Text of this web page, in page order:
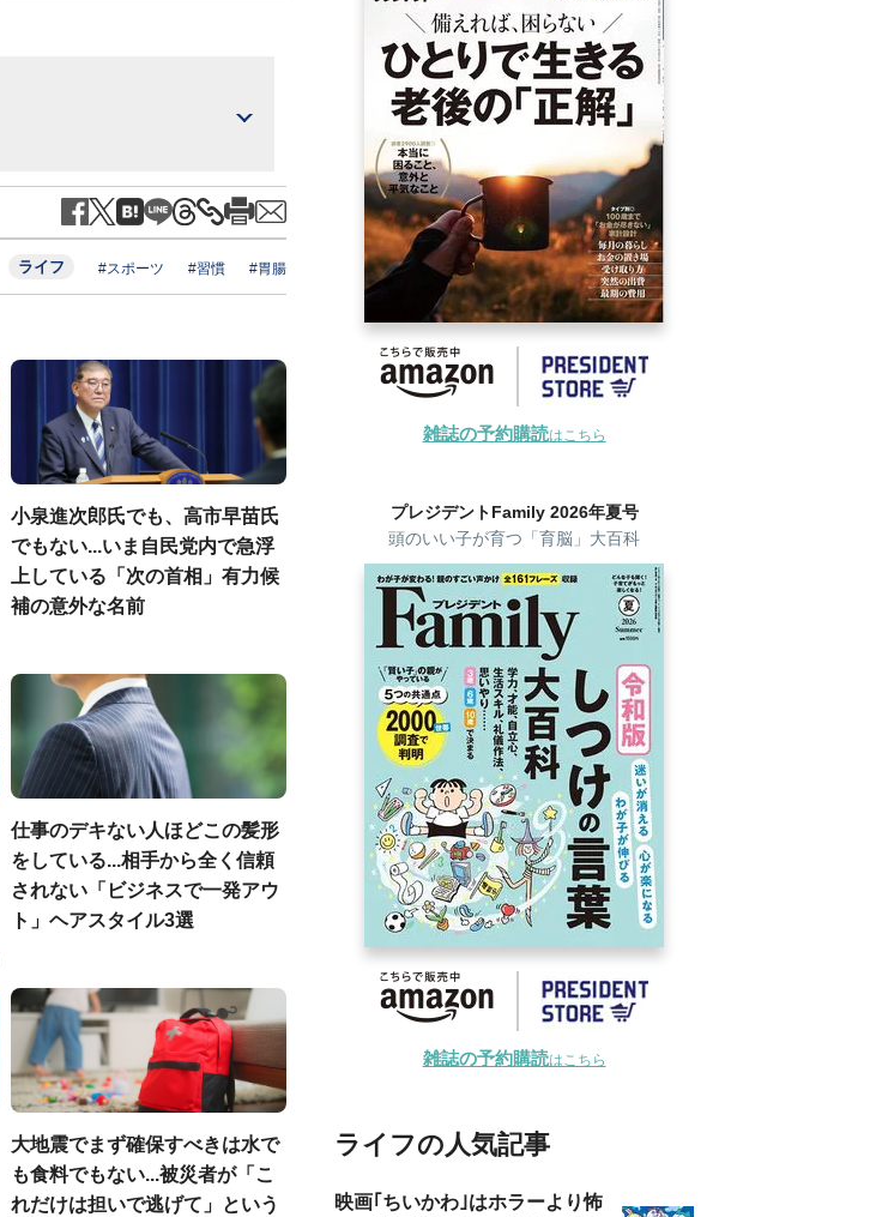
ライフ #スポーツ #習慣 #胃腸
小泉進次郎氏でも、高市早苗氏
でもない...いま自民党内で急浮
上している「次の首相」有力候
補の意外な名前
仕事のデキない人ほどこの髪形
をしている...相手から全く信頼
されない「ビジネスで一発アウ
ト」ヘアスタイル3選
大地震でまず確保すべきは水で
も食料でもない...被災者が「こ
れだけは担いで逃げて」という
雑誌の予約購読はこちら
プレジデントFamily 2026年夏号
頭のいい子が育つ「育脳」大百科
雑誌の予約購読はこちら
ライフの人気記事
映画｢ちいかわ｣はホラーより怖